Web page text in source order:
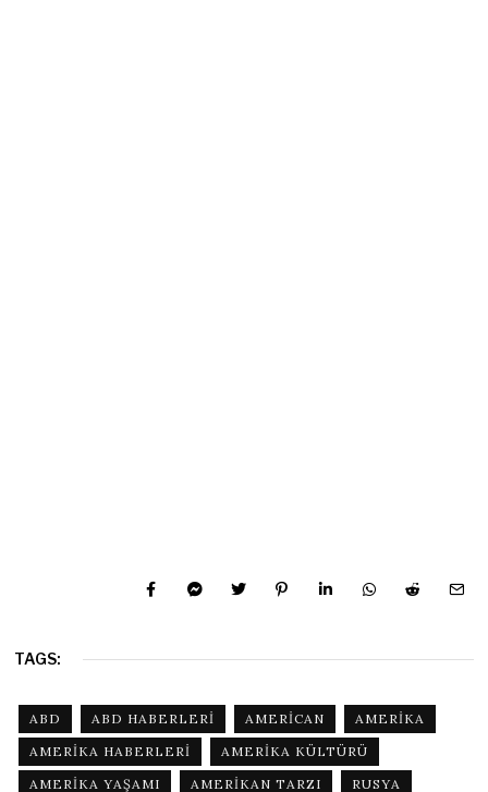
TAGS:
ABD ABD HABERLERI AMERICAN
AMERIKA
AMERIKA HABERLERI
AMERIKA KÜLTÜRÜ
AMERIKA YAŞAMI
AMERIKAN TARZI RUSYA